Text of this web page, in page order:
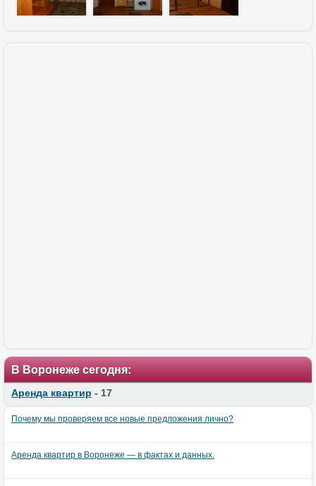
В Воронеже сегодня:
Аренда квартир - 17
Почему мы проверяем все новые предложения лично?
Аренда квартир в Воронеже — в фактах и данных.